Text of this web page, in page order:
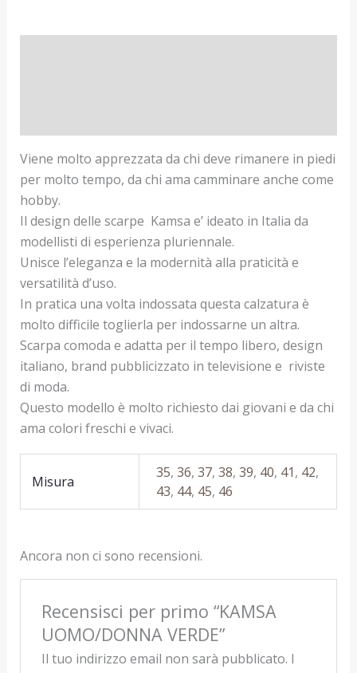
Viene molto apprezzata da chi deve rimanere in piedi
per molto tempo, da chi ama camminare anche come
hobby.
Il design delle scarpe Kamsa e’ ideato in Italia da
modellisti di esperienza pluriennale.
Unisce l’eleganza e la modernità alla praticità e
versatilità d’uso.
In pratica una volta indossata questa calzatura è
molto difficile toglierla per indossarne un altra.
Scarpa comoda e adatta per il tempo libero, design
italiano, brand pubblicizzato in televisione e riviste
di moda.
Questo modello è molto richiesto dai giovani e da chi
ama colori freschi e vivaci.
Misura
35,36,37,38,39, 40, 41, 42,
43, 44, 45, 46
Ancora non ci sono recensioni.
Recensisci per primo “KAMSA
UOMO/DONNA VERDE”
Il tuo indirizzo email non sarà pubblicato. I